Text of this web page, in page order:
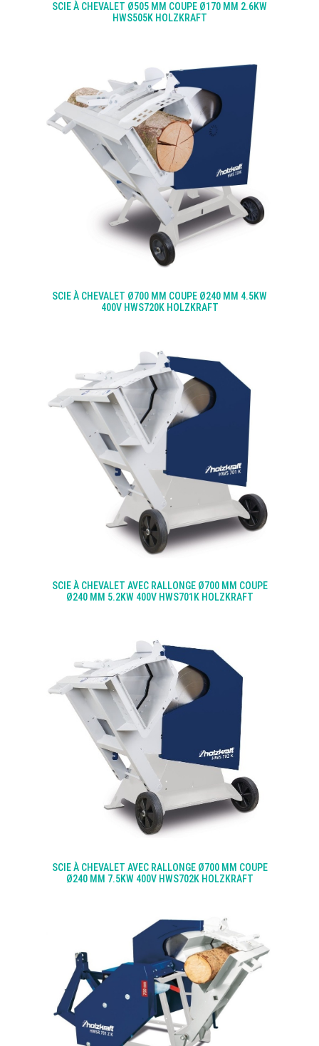
SCIE À CHEVALET Ø505 MM COUPE Ø170 MM 2.6KW
HWS505K HOLZKRAFT
SCIE À CHEVALET Ø700 MM COUPE Ø240 MM 4.5KW
400V HWS720K HOLZKRAFT
SCIE À CHEVALET AVEC RALLONGE Ø700 MM COUPE
Ø240 MM 5.2KW 400V HWS701K HOLZKRAFT
SCIE À CHEVALET AVEC RALLONGE Ø700 MM COUPE
Ø240 MM 7.5KW 400V HWS702K HOLZKRAFT